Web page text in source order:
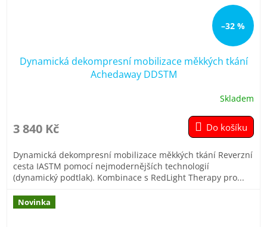
–32 %
Dynamická dekompresní mobilizace měkkých tkání
Achedaway DDSTM
produktu
je
z
5
hvězdiček.
Skladem
3 840 Kč Do košíku
Dynamická dekompresní mobilizace měkkých tkání Reverzní
cesta IASTM pomocí nejmodernějších technologií
(dynamický podtlak). Kombinace s RedLight Therapy pro...
Novinka